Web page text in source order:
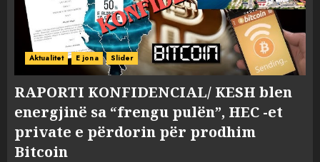
Aktualitet E jona Slider
RAPORTI KONFIDENCIAL/ KESH blen
energjinë sa “frengu pulën”, HEC -et
private e përdorin për prodhim
Bitcoin